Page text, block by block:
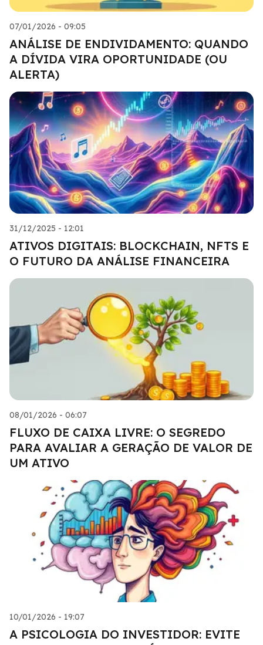
07/01/2026 - 09:05
ANÁLISE DE ENDIVIDAMENTO: QUANDO
A DÍVIDA VIRA OPORTUNIDADE (OU
ALERTA)
31/12/2025 - 12:01
ATIVOS DIGITAIS: BLOCKCHAIN, NFTS E
O FUTURO DA ANÁLISE FINANCEIRA
08/01/2026 - 06:07
FLUXO DE CAIXA LIVRE: O SEGREDO
PARA AVALIAR A GERAÇÃO DE VALOR DE
UM ATIVO
10/01/2026 - 19:07
A PSICOLOGIA DO INVESTIDOR: EVITE